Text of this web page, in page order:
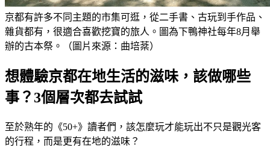
京都有許多不同主題的市集可逛，從二手書、古玩到手作品、
雜貨都有，很適合喜歡挖寶的旅人。圖為下鴨神社每年8月舉
辦的古本祭。（圖片來源：曲培棻）
想體驗京都在地生活的滋味，該做哪些
事？3個層次都去試試
至於熟年的《50+》讀者們，該怎麼玩才能玩出不只是觀光客
的行程，而是更有在地的滋味？